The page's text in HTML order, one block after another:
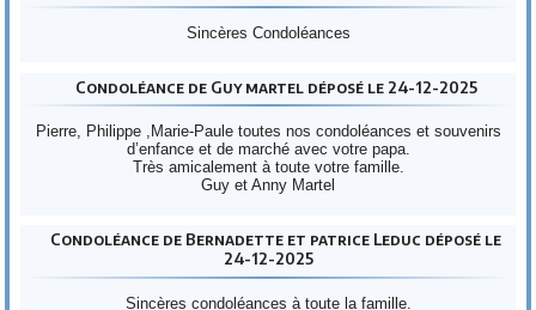
Sincères Condoléances
Condoléance de Guy martel déposé le 24-12-2025
Pierre, Philippe ,Marie-Paule toutes nos condoléances et souvenirs
d’enfance et de marché avec votre papa.
Très amicalement à toute votre famille.
Guy et Anny Martel
Condoléance de Bernadette et patrice Leduc déposé le
24-12-2025
Sincères condoléances à toute la famille.